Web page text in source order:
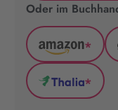
Oder im
Amazon
(wird
in
neuem
*
Thalia
*